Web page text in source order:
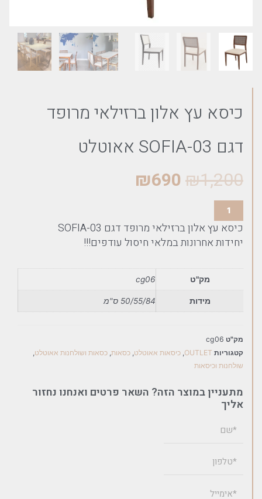
כיסא עץ אלון ברזילאי מרופד
דגם SOFIA-03 אאוטלט
₪1,200
₪690
כיסא עץ אלון ברזילאי מרופד דגם SOFIA-03
יחידות אחרונות במלאי חיסול עודפים!!!
מק"ט cg06
מידות 50/55/84 ס"מ
מק"ט cg06
קטגוריות OUTLET
, כיסאות אאוטלט, כסאות, כסאות ושולחנות אאוטלט,
שולחנות וכיסאות
מתעניין במוצר הזה? השאר פרטים ואנחנו נחזור
אליך